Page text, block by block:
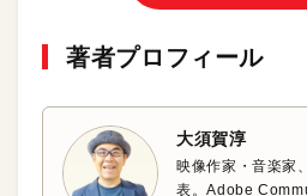
著者プロフィール
大須賀淳
映像作家・音楽家
表。Adobe